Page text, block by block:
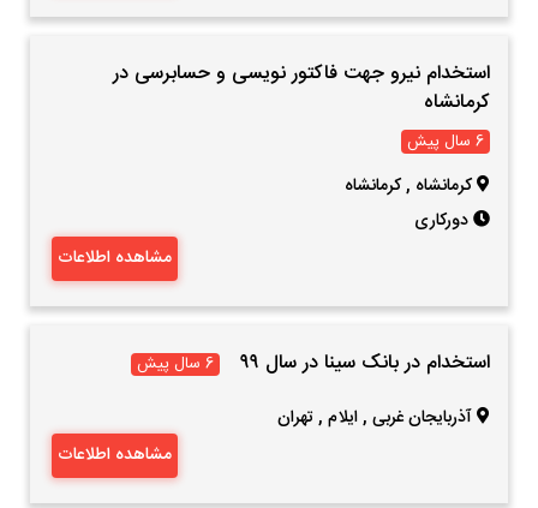
استخدام نیرو جهت فاکتور نویسی و حسابرسی در
کرمانشاه
6 سال پیش
کرمانشاه ,کرمانشاه
دورکاری
مشاهده اطلاعات
استخدام در بانک سینا در سال ۹۹ 6 سال پیش
آذربایجان غربی ,ایلام ,تهران
مشاهده اطلاعات